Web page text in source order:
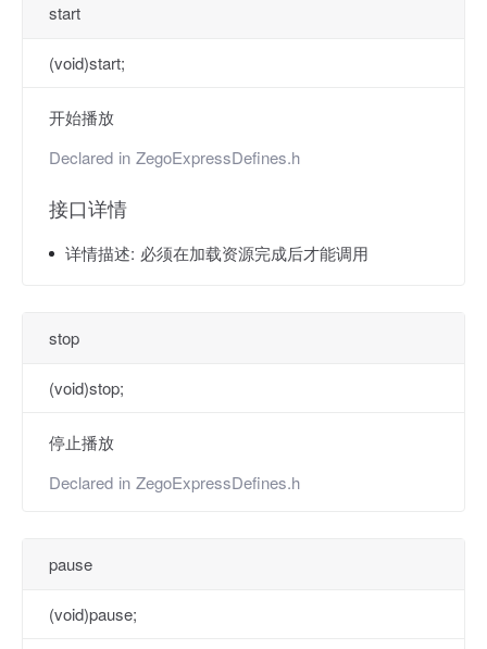
start
(void)start;
开始播放
Declared in ZegoExpressDefines.h
接口详情
详情描述: 必须在加载资源完成后才能调用
stop
(void)stop;
停止播放
Declared in ZegoExpressDefines.h
pause
(void)pause;